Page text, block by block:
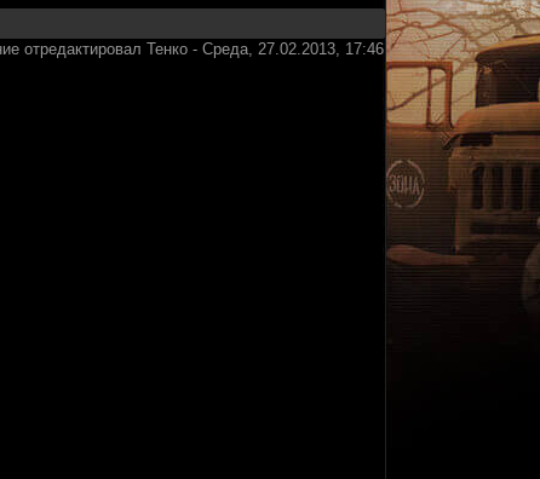
отредактировал Тенко - Среда, 27.02.2013, 17:46